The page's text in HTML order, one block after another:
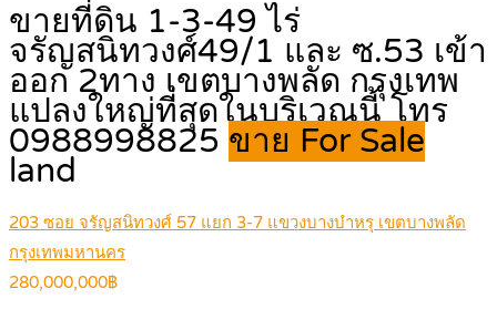
ขายที่ดิน 1-3-49 ไร่
จรัญสนิทวงศ์49/1 และ ซ.53 เข้า
ออก 2ทาง เขตบางพลัด กรุงเทพ
แปลงใหญ่ที่สุดในบริเวณนี้ โทร
0988998825 ขาย For Sale
land
203 ซอย จรัญสนิทวงศ์ 57 แยก 3-7 แขวงบางบำหรุ เขตบางพลัด
กรุงเทพมหานคร
280,000,000฿